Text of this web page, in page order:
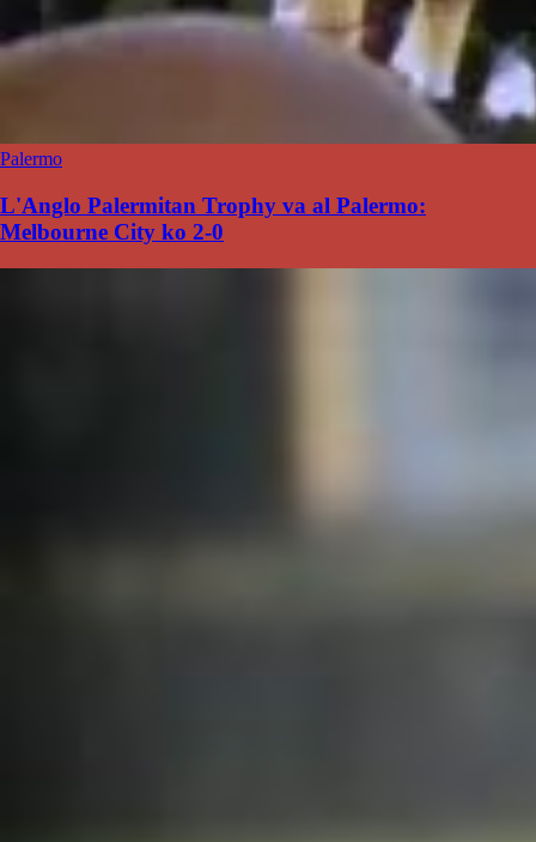
Palermo
L'Anglo Palermitan Trophy va al Palermo:
Melbourne City ko 2-0